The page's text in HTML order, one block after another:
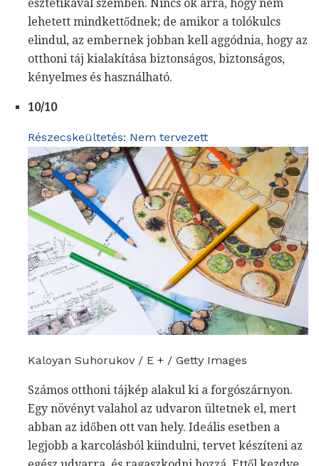
esztétikával szemben. Nincs ok arra, hogy nem
lehetett mindkettődnek; de amikor a tolókulcs
elindul, az embernek jobban kell aggódnia, hogy az
otthoni táj kialakítása biztonságos, biztonságos,
kényelmes és használható.
10/10
Részecskeültetés: Nem tervezett
Kaloyan Suhorukov / E + / Getty Images
Számos otthoni tájkép alakul ki a forgószárnyon.
Egy növényt valahol az udvaron ültetnek el, mert
abban az időben ott van hely. Ideális esetben a
legjobb a karcolásból kiindulni, tervet készíteni az